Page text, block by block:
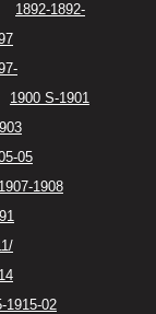
1892-1892-
1900 S-1901
05
1907-1908
1915-02